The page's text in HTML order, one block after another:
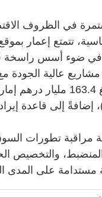
في الظروف
تتمتع إعمار
في ضوء أسس راسخة
عالية الجودة
إضافةً إلى قاعدة
مراقبة تطورات
المنضبط، والتخصيص
مستدامة على المدى